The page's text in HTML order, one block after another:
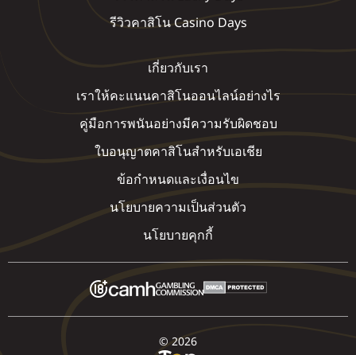
รีวิวคาสิโน Casino Days
เกี่ยวกับเรา
เราให้คะแนนคาสิโนออนไลน์อย่างไร
คู่มือการพนันอย่างมีความรับผิดชอบ
ใบอนุญาตคาสิโนสำหรับเอเชีย
ข้อกำหนดและเงื่อนไข
นโยบายความเป็นส่วนตัว
นโยบายคุกกี้
© 2026